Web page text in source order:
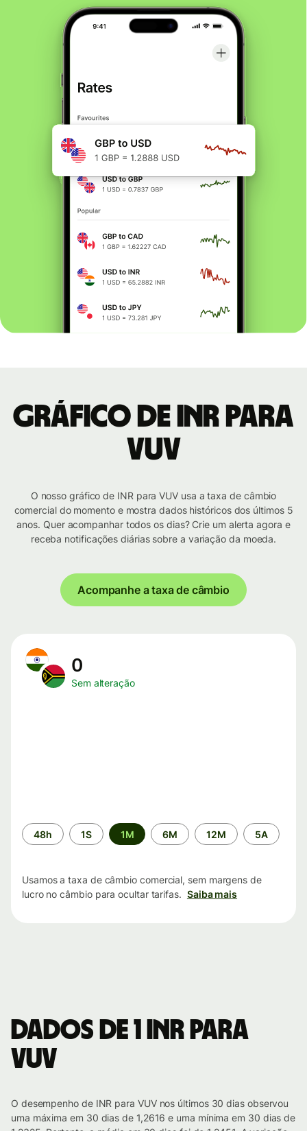
Gráfico de INR para
VUV
O nosso gráfico de INR para VUV usa a taxa de câmbio
comercial do momento e mostra dados históricos dos últimos 5
anos. Quer acompanhar todos os dias? Crie um alerta agora e
receba notificações diárias sobre a variação da moeda.
Acompanhe a taxa de câmbio
0
Sem alteração
Período
de
48h 1S 1M 6M 12M 5A
Usamos a taxa de câmbio comercial, sem margens de
lucro no câmbio para ocultar tarifas. Saiba mais
Dados de 1 INR para
VUV
O desempenho de INR para VUV nos últimos 30 dias observou
uma máxima em 30 dias de 1,2616 e uma mínima em 30 dias de